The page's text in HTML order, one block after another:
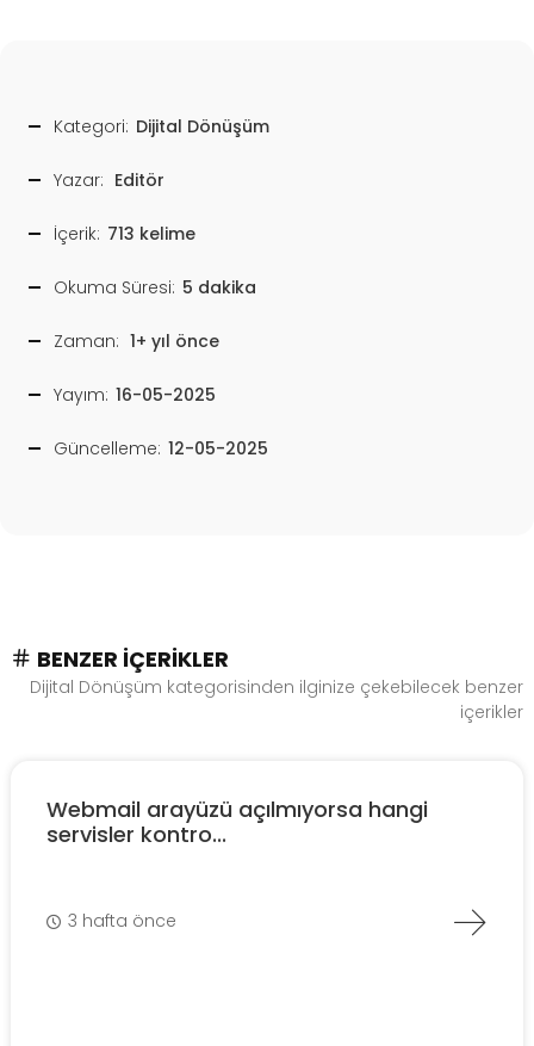
Kategori: Dijital Dönüşüm
Yazar: Editör
İçerik: 713 kelime
Okuma Süresi: 5 dakika
Zaman: 1+ yıl önce
Yayım: 16-05-2025
Güncelleme: 12-05-2025
BENZER İÇERIKLER
Dijital Dönüşüm kategorisinden ilginize çekebilecek benzer
içerikler
Webmail arayüzü açılmıyorsa hangi
servisler kontro...
3 hafta önce